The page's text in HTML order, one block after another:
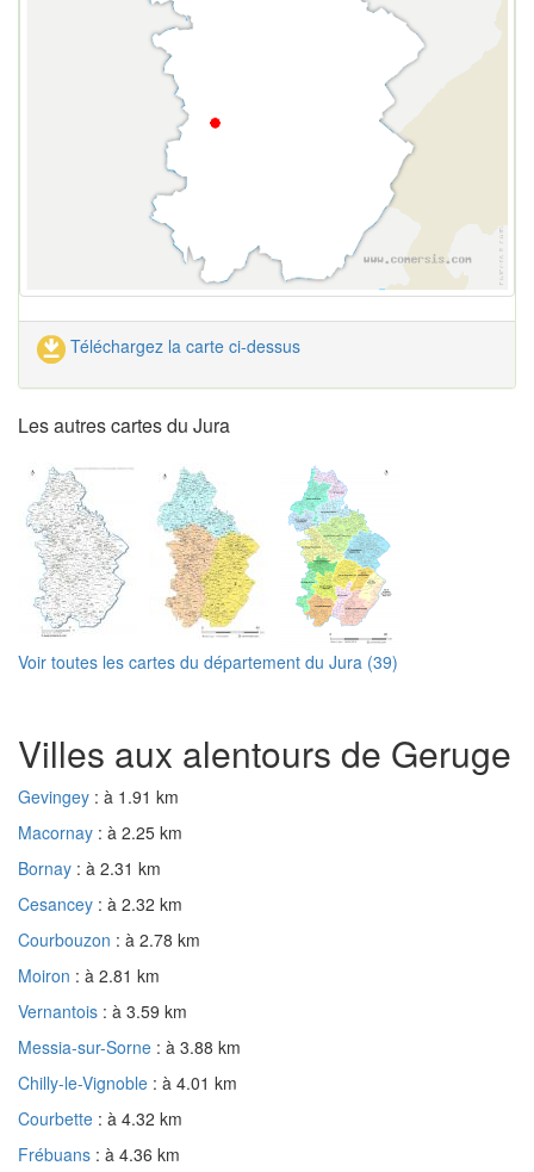
Téléchargez la carte ci-dessus
Les autres cartes du Jura
Voir toutes les cartes du département du Jura (39)
Villes aux alentours de Geruge
Gevingey : à 1.91 km
Macornay : à 2.25 km
Bornay : à 2.31 km
Cesancey : à 2.32 km
Courbouzon : à 2.78 km
Moiron : à 2.81 km
Vernantois : à 3.59 km
Messia-sur-Sorne : à 3.88 km
Chilly-le-Vignoble : à 4.01 km
Courbette : à 4.32 km
Frébuans : à 4.36 km